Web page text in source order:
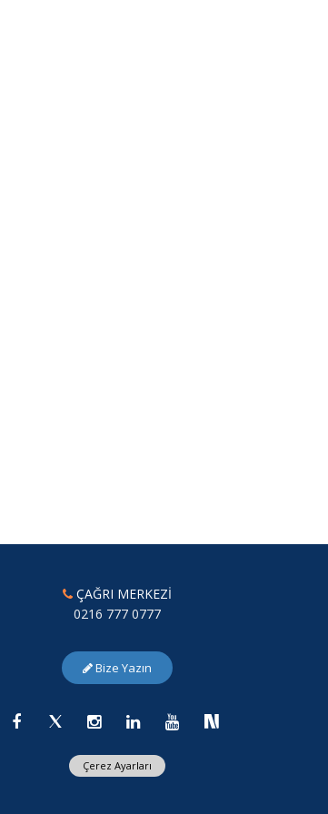
ÇAĞRI MERKEZİ
0216 777 0777
Bize Yazın
Çerez Ayarları